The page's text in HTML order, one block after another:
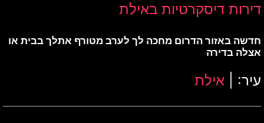
דירות דיסקרטיות באילת
חדשה באזור הדרום מחכה לך לערב מטורף אתלך בבית או
אצלה בדירה
עיר: | אילת